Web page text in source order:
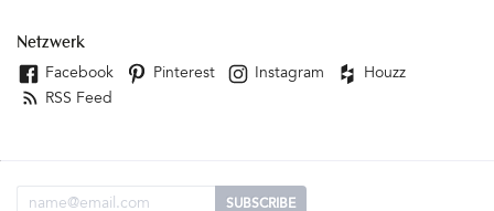
Netzwerk
Facebook Pinterest Instagram
Houzz
RSS Feed
Email Adresse SUBSCRIBE